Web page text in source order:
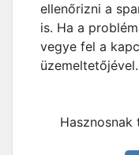
ellenőrizni a
is. Ha a
vegye fel a
üzemeltetőjével.